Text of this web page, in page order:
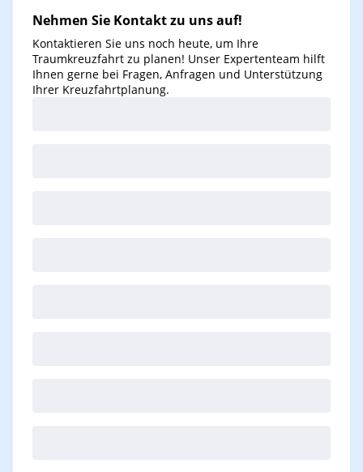
Nehmen Sie Kontakt zu uns auf!
Kontaktieren Sie uns noch heute, um Ihre
Traumkreuzfahrt zu planen! Unser Expertenteam hilft
Ihnen gerne bei Fragen, Anfragen und Unterstützung
Ihrer Kreuzfahrtplanung.